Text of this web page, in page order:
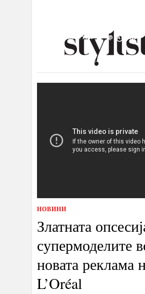
КУЛТУРА @РАБОТА
ИЗЛОГ
НОВИНИ
Златната
супермоделите
новата реклама
L’Oréal